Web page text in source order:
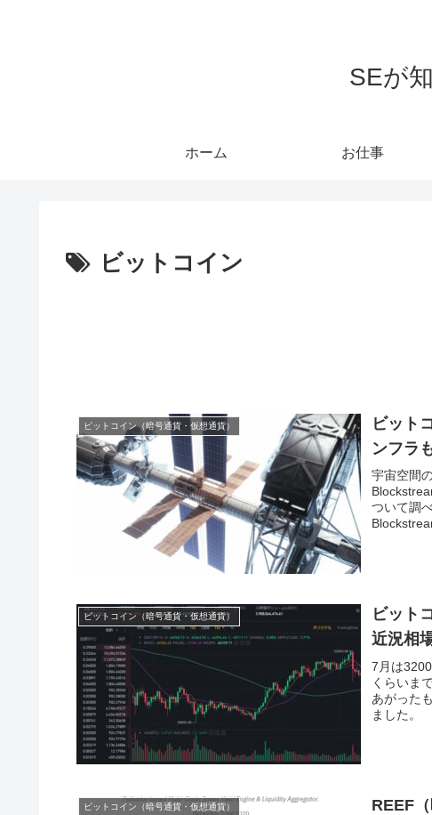
SEが
ホーム お仕事
ビットコイン
ビットコイン（暗号通貨・仮想通貨）
ビット
ンフラ
宇宙空間
ついて調
ビットコイン（暗号通貨・仮想通貨）
ビット
近況相
7月は
くらいま
あがった
ました。
ビットコイン（暗号通貨・仮想通貨）
REEF